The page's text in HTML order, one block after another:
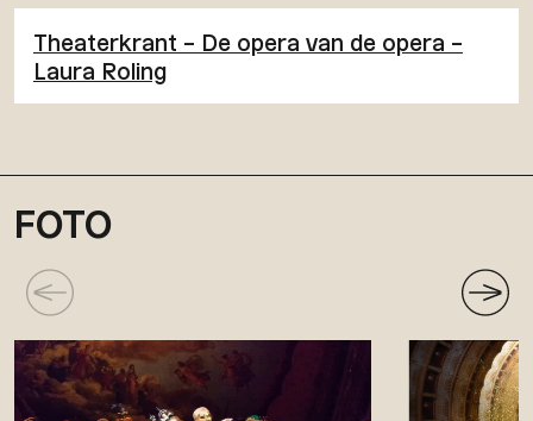
Theaterkrant – De opera van de opera –
Laura Roling
FOTO